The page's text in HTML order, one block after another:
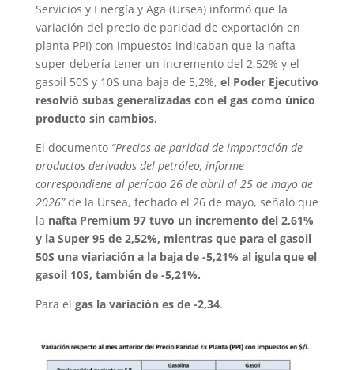
Servicios y Energía y Aga (Ursea) informó que la
variación del precio de paridad de exportación en
planta PPI) con impuestos indicaban que la nafta
super debería tener un incremento del 2,52% y el
gasoil 50S y 10S una baja de 5,2%, el Poder Ejecutivo
resolvió subas generalizadas con el gas como único
producto sin cambios.
El documento “Precios de paridad de importación de
productos derivados del petróleo, informe
correspondiene al período 26 de abril al 25 de mayo de
2026”de la Ursea, fechado el 26 de mayo, señaló que
la nafta Premium 97 tuvo un incremento del 2,61%
y la Super 95 de 2,52%, mientras que para el gasoil
50S una viariación a la baja de -5,21% al igula que el
gasoil 10S, también de -5,21%.
Para el gas la variación es de -2,34.